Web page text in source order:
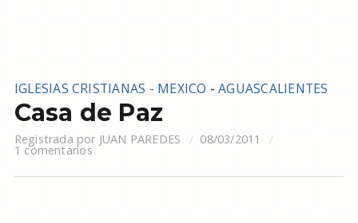
IGLESIAS CRISTIANAS - MEXICO -AGUASCALIENTES
Casa de Paz
Registrada por JUAN PAREDES 08/03/2011
1 comentarios